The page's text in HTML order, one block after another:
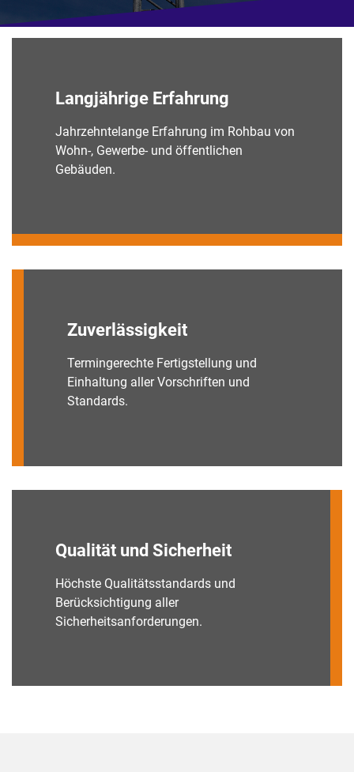
Langjährige Erfahrung
Jahrzehntelange Erfahrung im Rohbau von
Wohn-, Gewerbe- und öffentlichen
Gebäuden.
Zuverlässigkeit
Termingerechte Fertigstellung und
Einhaltung aller Vorschriften und
Standards.
Qualität und Sicherheit
Höchste Qualitätsstandards und
Berücksichtigung aller
Sicherheitsanforderungen.